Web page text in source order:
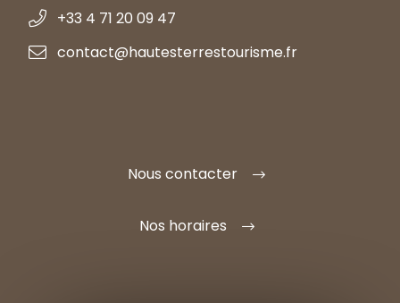
+33 4 71 20 09 47
contact@hautesterrestourisme.fr
Nous contacter
Nos horaires